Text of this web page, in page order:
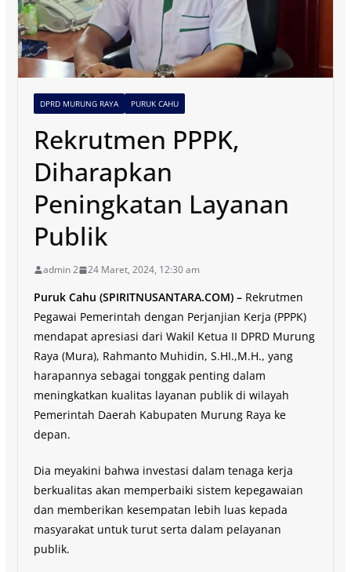
DPRD MURUNG RAYA PURUK CAHU
Rekrutmen PPPK,
Diharapkan
Peningkatan Layanan
Publik
admin 2 24 Maret, 2024, 12:30 am
Puruk Cahu (SPIRITNUSANTARA.COM) –Rekrutmen
Pegawai Pemerintah dengan Perjanjian Kerja (PPPK)
mendapat apresiasi dari Wakil Ketua II DPRD Murung
Raya (Mura), Rahmanto Muhidin, S.HI.,M.H., yang
harapannya sebagai tonggak penting dalam
meningkatkan kualitas layanan publik di wilayah
Pemerintah Daerah Kabupaten Murung Raya ke
depan.
Dia meyakini bahwa investasi dalam tenaga kerja
berkualitas akan memperbaiki sistem kepegawaian
dan memberikan kesempatan lebih luas kepada
masyarakat untuk turut serta dalam pelayanan
publik.